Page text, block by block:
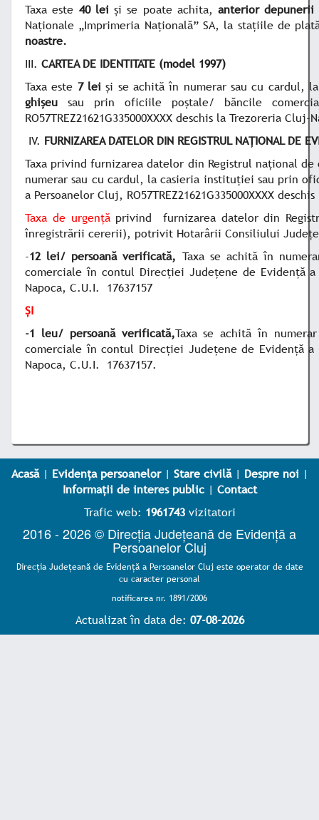
Taxa este 40 lei și se poate achita, anterior
Naționale „Imprimeria Națională” SA, la stațiile de
noastre.
III. CARTEA DE IDENTITATE (model 1997)
Taxa este 7 lei și se achită în numerar sau cu cardul,
ghișeu sau prin oficiile poștale/ băncile
RO57TREZ21621G335000XXXX deschis la Trezoreria
IV. FURNIZAREA DATELOR DIN REGISTRUL NAȚIONAL DE
Taxa privind furnizarea datelor din Registrul național
numerar sau cu cardul, la casieria instituției sau prin
a Persoanelor Cluj, RO57TREZ21621G335000XXXX
Taxa de urgență privind furnizarea datelor din
înregistrării cererii), potrivit Hotarârii Consiliului
-12 lei/ persoană verificată, Taxa se achită în
comerciale în contul Direcției Județene de Evidență a
Napoca, C.U.I. 17637157
ȘI
-1 leu/ persoană verificată,Taxa se achită în
comerciale în contul Direcției Județene de Evidență
Napoca, C.U.I. 17637157.
Acasă| Evidența persoanelor| Stare civilă| Despre noi|
Informații de interes public| Contact
Trafic web: 1961743vizitatori
2016 - 2026 © Direcția Județeană de Evidență a
Persoanelor Cluj
Direcţia Judeţeană de Evidenţă a Persoanelor Cluj este operator de date
cu caracter personal
notificarea nr. 1891/2006
Actualizat în data de: 07-08-2026